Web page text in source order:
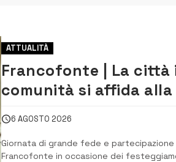
ATTUALITÀ
Francofonte | La città
comunità si affida
della Neve tra fede e
6 AGOSTO 2026
Giornata di grande fede e
Francofonte in occasione dei